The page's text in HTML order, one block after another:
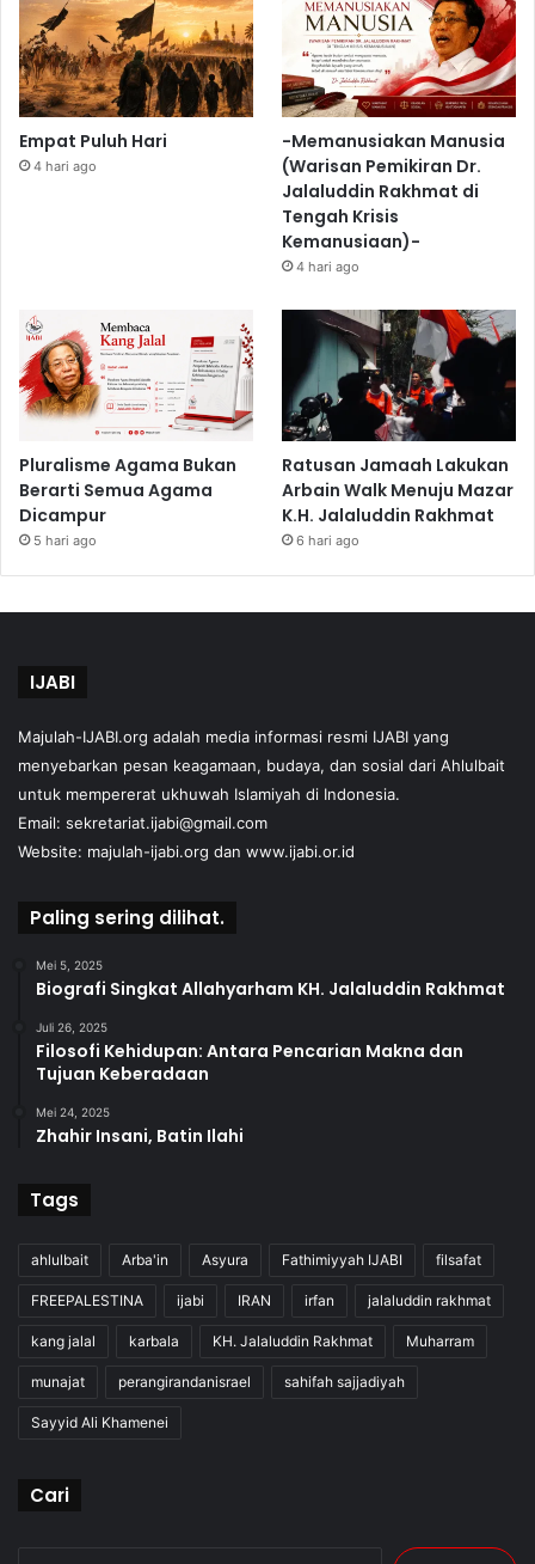
Empat Puluh Hari
4 hari ago
-Memanusiakan Manusia
(Warisan Pemikiran Dr.
Jalaluddin Rakhmat di
Tengah Krisis
Kemanusiaan)-
4 hari ago
Pluralisme Agama Bukan
Berarti Semua Agama
Dicampur
5 hari ago
Ratusan Jamaah Lakukan
Arbain Walk Menuju Mazar
K.H. Jalaluddin Rakhmat
6 hari ago
IJABI
Majulah-IJABI.org adalah media informasi resmi IJABI yang
menyebarkan pesan keagamaan, budaya, dan sosial dari Ahlulbait
untuk mempererat ukhuwah Islamiyah di Indonesia.
Email: sekretariat.ijabi@gmail.com
Website: majulah-ijabi.org dan www.ijabi.or.id
Paling sering dilihat.
Mei 5, 2025
Biografi Singkat Allahyarham KH. Jalaluddin Rakhmat
Juli 26, 2025
Filosofi Kehidupan: Antara Pencarian Makna dan
Tujuan Keberadaan
Mei 24, 2025
Zhahir Insani, Batin Ilahi
Tags
ahlulbait Arba'in Asyura Fathimiyyah IJABI filsafat
FREEPALESTINA ijabi IRAN irfan jalaluddin rakhmat
kang jalal karbala KH. Jalaluddin Rakhmat Muharram
munajat perangirandanisrael sahifah sajjadiyah
Sayyid Ali Khamenei
Cari
Cari